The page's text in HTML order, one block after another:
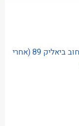
מיום א' 7.6.2026 תתווסף תחנה חדשה ברחוב ביאליק 89 (אחרי